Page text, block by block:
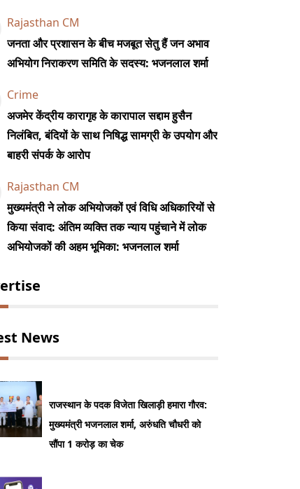
Rajasthan CM
जनता और प्रशासन के बीच मजबूत सेतु हैं जन अभाव
अभियोग निराकरण समिति के सदस्य: भजनलाल शर्मा
Crime
अजमेर केंद्रीय कारागृह के कारापाल सद्दाम हुसैन
निलंबित, बंदियों के साथ निषिद्ध सामग्री के उपयोग और
बाहरी संपर्क के आरोप
Rajasthan CM
मुख्यमंत्री ने लोक अभियोजकों एवं विधि अधिकारियों से
किया संवाद: अंतिम व्यक्ति तक न्याय पहुंचाने में लोक
अभियोजकों की अहम भूमिका: भजनलाल शर्मा
News
राजस्थान के पदक विजेता खिलाड़ी हमारा गौरव:
मुख्यमंत्री भजनलाल शर्मा, अरुंधति चौधरी को
सौंपा 1 करोड़ का चेक